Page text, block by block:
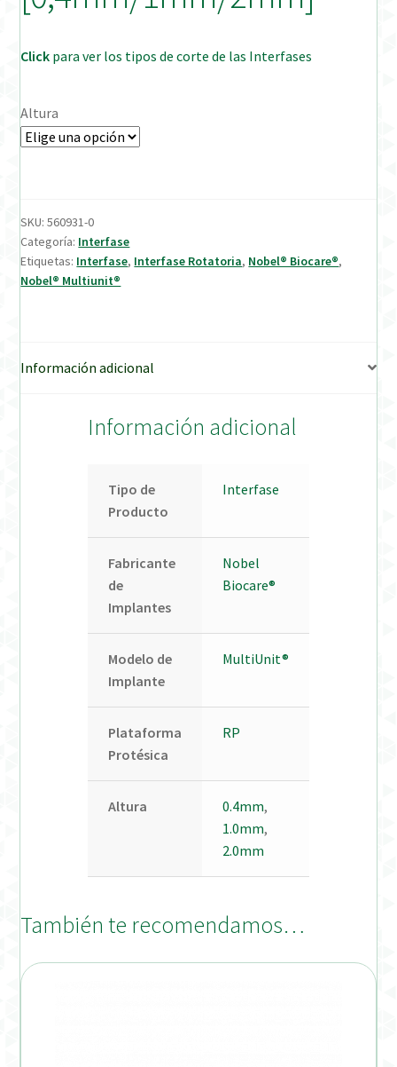
Click para ver los tipos de corte de las Interfases
Altura
SKU:560931-0
Categoría: Interfase
Etiquetas: Interfase, Interfase Rotatoria, Nobel® Biocare®,
Nobel® Multiunit®
Información adicional
Información adicional
Tipo de
Producto
Interfase
Fabricante
de
Implantes
Nobel
Biocare®
Modelo de
Implante
MultiUnit®
Plataforma
Protésica
RP
Altura 0.4mm,
1.0mm,
2.0mm
También te recomendamos…